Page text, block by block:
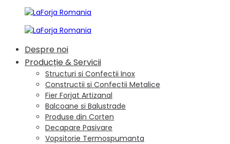
Despre noi
Producție & Servicii
Structuri si Confectii Inox
Constructii si Confectii Metalice
Fier Forjat Artizanal
Balcoane si Balustrade
Produse din Corten
Decapare Pasivare
Vopsitorie Termospumanta